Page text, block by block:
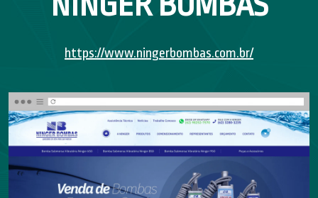
https://www.ningerbombas.com.br/